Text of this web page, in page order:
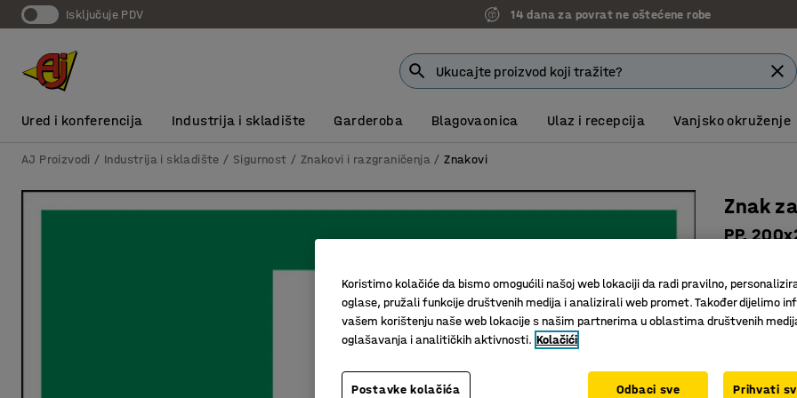
Isključuje PDV 14 dana za povrat ne oštećene robe
Ured i konferencija Industrija i skladište Garderoba Blagovaonica Ulaz i recepcija Vanjsko okruženje
AJ Proizvodi Industrija i skladište Sigurnost Znakovi i razgraničenja Znakovi
Znak
PP,
EN ISO
Za brzu,
Visina (mm)
Koristimo kolačiće da bismo omogućili našoj web lokaciji da radi pravilno,
oglase, pružali funkcije društvenih medija i analizirali web promet. Također dijelimo
vašem korištenju naše web lokacije s našim partnerima u oblastima društvenih
oglašavanja i analitičkih aktivnosti. Kolačići
Postavke kolačića Odbaci sve Prihvati